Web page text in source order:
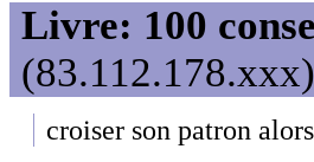
Livre: 100
croiser son patron